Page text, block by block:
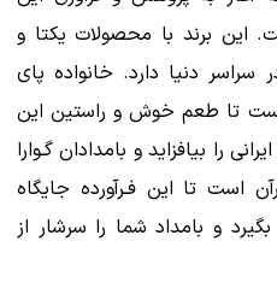
این برند با محصولات یکتا و
سراسر دنیا دارد. خانواده پای
تا طعم خوش و راستین این
را بیافزاید و بامدادان گـوارا
تا این فـرآورده جایگاه
و بامداد شما را سرشار از